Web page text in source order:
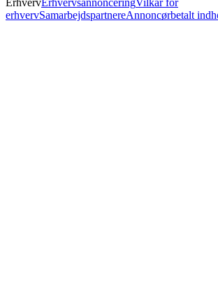
ErhvervErhvervsannonceringVilkår for
erhvervSamarbejdspartnereAnnoncørbetalt